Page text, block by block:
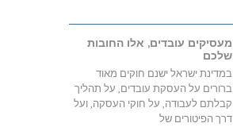
מעסיקים עובדים, אלו החובות
שלכם
במדינת ישראל ישנם חוקים מאוד
ברורים על העסקת עובדים, על תהליך
קבלתם לעבודה, על חוקי העסקה, ועל
דרך הפיטורים של